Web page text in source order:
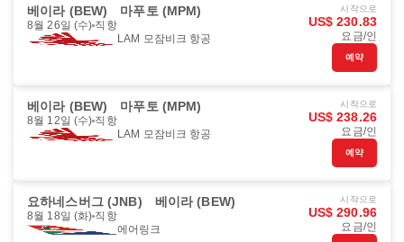
베이라 (BEW) 마푸토 (MPM)
8월 26일 (수) 직항
LAM 모잠비크 항공
시작으로
US$ 230.83
요금/인
예약
베이라 (BEW) 마푸토 (MPM)
8월 12일 (수) 직항
LAM 모잠비크 항공
시작으로
US$ 238.26
요금/인
예약
요하네스버그 (JNB) 베이라 (BEW)
8월 18일 (화) 직항
에어링크
시작으로
US$ 290.96
요금/인